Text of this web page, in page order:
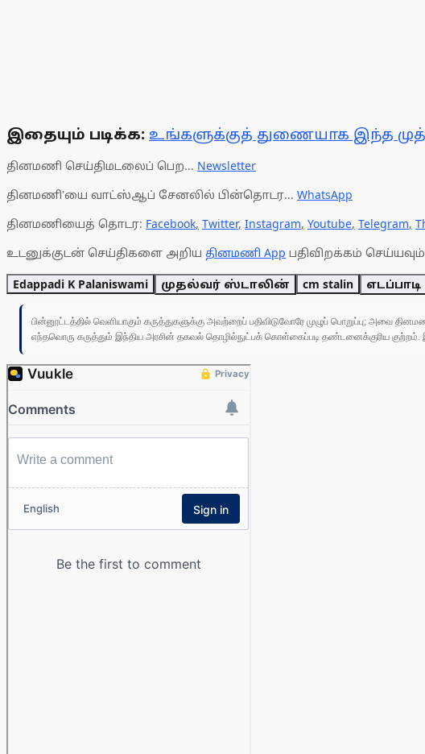
இதையும் படிக்க: உங்களுக்குத் துணையாக இந்த
தினமணி செய்திமடலைப் பெற... Newsletter
தினமணி'யை வாட்ஸ்ஆப் சேனலில் பின்தொடர... WhatsApp
தினமணியைத் தொடர: Facebook, Twitter, Instagram, Youtube, Telegram,
உடனுக்குடன் செய்திகளை அறிய தினமணி App பதிவிறக்கம்
Edappadi K Palaniswami முதல்வர் ஸ்டாலின் cm stalin
பின்னூட்டத்தில் வெளியாகும் கருத்துகளுக்கு அவற்றைப் பதிவிடுவோரே முழுப் பொறுப்பு; அவை
எந்தவொரு கருத்தும் இந்திய அரசின் தகவல் தொழில்நுட்பக் கொள்கைப்படி தண்டனைக்குரிய குற்றம்.